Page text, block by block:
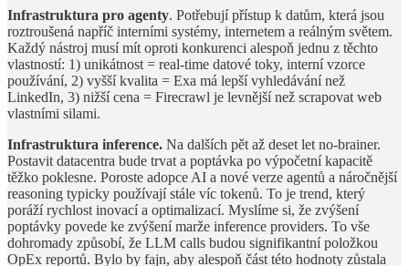
Infrastruktura pro agenty. Potřebují přístup k datům, která jsou
roztroušená napříč interními systémy, internetem a reálným světem.
Každý nástroj musí mít oproti konkurenci alespoň jednu z těchto
vlastností: 1) unikátnost = real-time datové toky, interní vzorce
používání, 2) vyšší kvalita = Exa má lepší vyhledávání než
LinkedIn, 3) nižší cena = Firecrawl je levnější než scrapovat web
vlastními silami.
Infrastruktura inference. Na dalších pět až deset let no-brainer.
Postavit datacentra bude trvat a poptávka po výpočetní kapacitě
těžko poklesne. Poroste adopce AI a nové verze agentů a náročnější
reasoning typicky používají stále víc tokenů. To je trend, který
poráží rychlost inovací a optimalizací. Myslíme si, že zvýšení
poptávky povede ke zvýšení marže inference providers. To vše
dohromady způsobí, že LLM calls budou signifikantní položkou
OpEx reportů. Bylo by fajn, aby alespoň část této hodnoty zůstala